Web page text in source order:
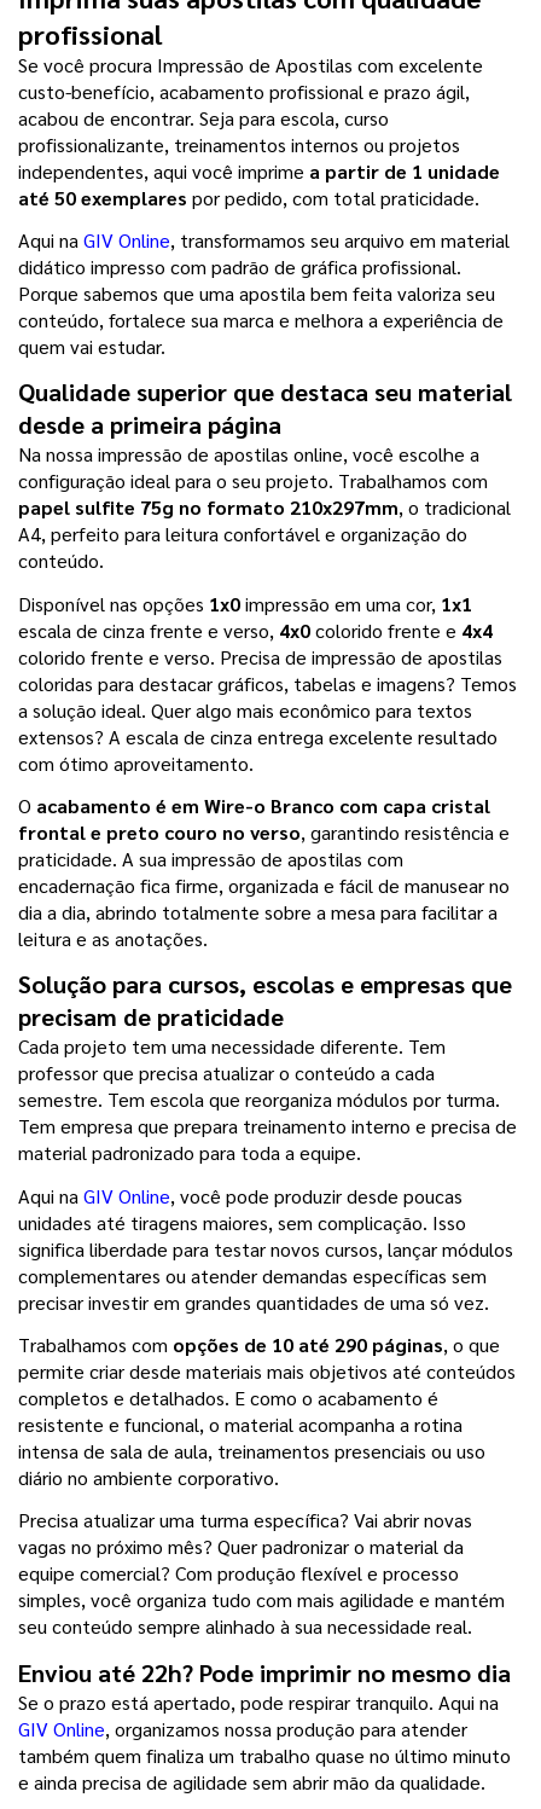
profissional
Se você procura Impressão de Apostilas com excelente
custo-benefício, acabamento profissional e prazo ágil,
acabou de encontrar. Seja para escola, curso
profissionalizante, treinamentos internos ou projetos
independentes, aqui você imprime a partir de 1 unidade
até 50 exemplares por pedido, com total praticidade.
Aqui na GIV Online, transformamos seu arquivo em material
didático impresso com padrão de gráfica profissional.
Porque sabemos que uma apostila bem feita valoriza seu
conteúdo, fortalece sua marca e melhora a experiência de
quem vai estudar.
Qualidade superior que destaca seu material
desde a primeira página
Na nossa impressão de apostilas online, você escolhe a
configuração ideal para o seu projeto. Trabalhamos com
papel sulfite 75g no formato 210x297mm, o tradicional
A4, perfeito para leitura confortável e organização do
conteúdo.
Disponível nas opções 1x0 impressão em uma cor, 1x1
escala de cinza frente e verso, 4x0 colorido frente e 4x4
colorido frente e verso. Precisa de impressão de apostilas
coloridas para destacar gráficos, tabelas e imagens? Temos
a solução ideal. Quer algo mais econômico para textos
extensos? A escala de cinza entrega excelente resultado
com ótimo aproveitamento.
O acabamento é em Wire-o Branco com capa cristal
frontal e preto couro no verso, garantindo resistência e
praticidade. A sua impressão de apostilas com
encadernação fica firme, organizada e fácil de manusear no
dia a dia, abrindo totalmente sobre a mesa para facilitar a
leitura e as anotações.
Solução para cursos, escolas e empresas que
precisam de praticidade
Cada projeto tem uma necessidade diferente. Tem
professor que precisa atualizar o conteúdo a cada
semestre. Tem escola que reorganiza módulos por turma.
Tem empresa que prepara treinamento interno e precisa de
material padronizado para toda a equipe.
Aqui na GIV Online, você pode produzir desde poucas
unidades até tiragens maiores, sem complicação. Isso
significa liberdade para testar novos cursos, lançar módulos
complementares ou atender demandas específicas sem
precisar investir em grandes quantidades de uma só vez.
Trabalhamos com opções de 10 até 290 páginas, o que
permite criar desde materiais mais objetivos até conteúdos
completos e detalhados. E como o acabamento é
resistente e funcional, o material acompanha a rotina
intensa de sala de aula, treinamentos presenciais ou uso
diário no ambiente corporativo.
Precisa atualizar uma turma específica? Vai abrir novas
vagas no próximo mês? Quer padronizar o material da
equipe comercial? Com produção flexível e processo
simples, você organiza tudo com mais agilidade e mantém
seu conteúdo sempre alinhado à sua necessidade real.
Enviou até 22h? Pode imprimir no mesmo dia
GIV Online, organizamos nossa produção para atender
também quem finaliza um trabalho quase no último minuto
e ainda precisa de agilidade sem abrir mão da qualidade.